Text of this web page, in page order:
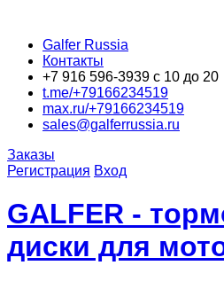
Galfer Russia
Контакты
+7 916 596-3939 с 10 до 20
t.me/+79166234519
max.ru/+79166234519
sales@galferrussia.ru
Заказы
Регистрация Вход
GALFER -
диски для